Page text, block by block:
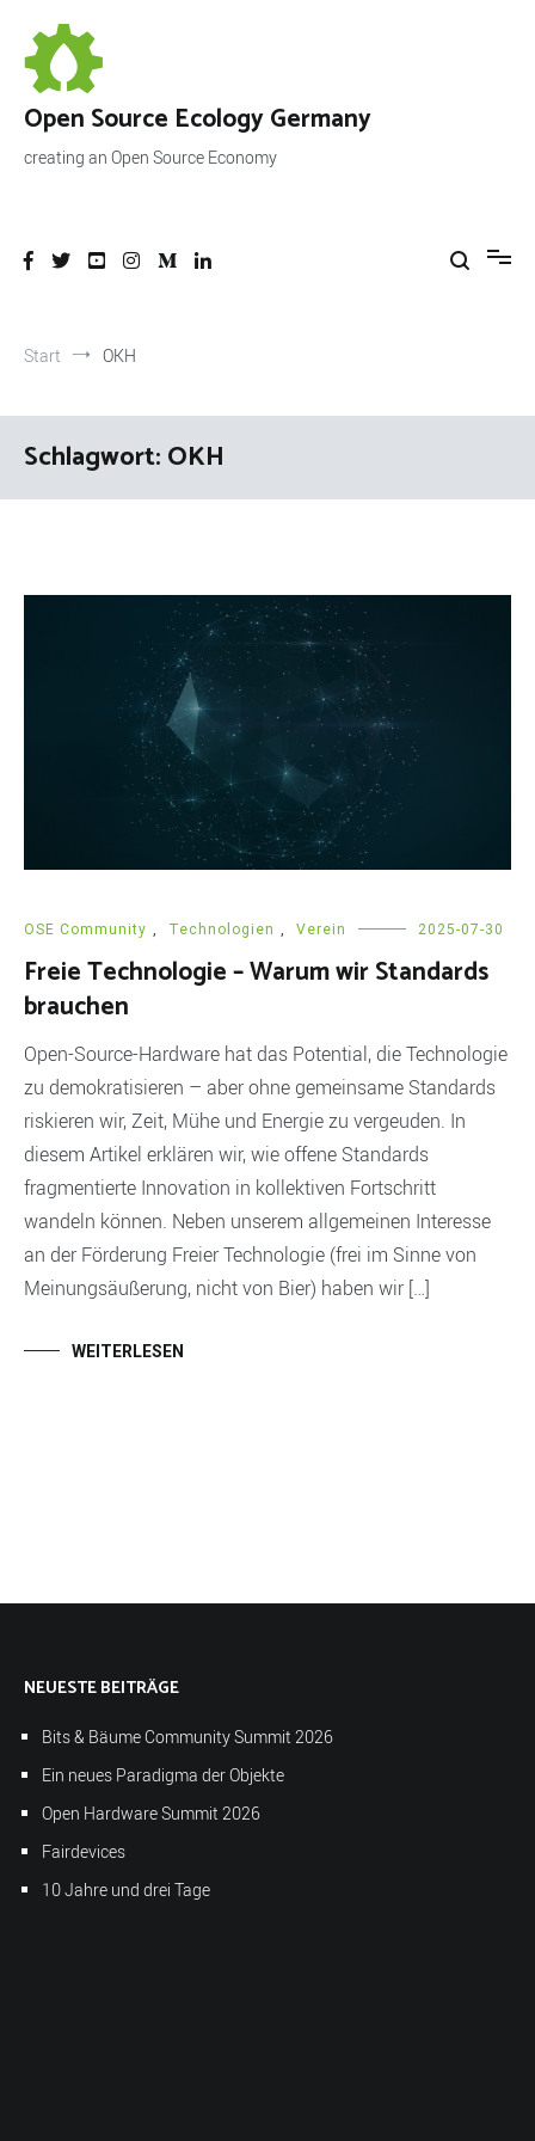
Inhalt
springen
Open Source Ecology Germany
creating an Open Source Economy
Start OKH
Schlagwort:OKH
OSE Community , Technologien , Verein 2025-07-30
Freie Technologie – Warum wir Standards
brauchen
Open-Source-Hardware hat das Potential, die Technologie
zu demokratisieren – aber ohne gemeinsame Standards
riskieren wir, Zeit, Mühe und Energie zu vergeuden. In
diesem Artikel erklären wir, wie offene Standards
fragmentierte Innovation in kollektiven Fortschritt
wandeln können. Neben unserem allgemeinen Interesse
an der Förderung Freier Technologie (frei im Sinne von
Meinungsäußerung, nicht von Bier) haben wir […]
WEITERLESEN
NEUESTE BEITRÄGE
Bits & Bäume Community Summit 2026
Ein neues Paradigma der Objekte
Open Hardware Summit 2026
Fairdevices
10 Jahre und drei Tage